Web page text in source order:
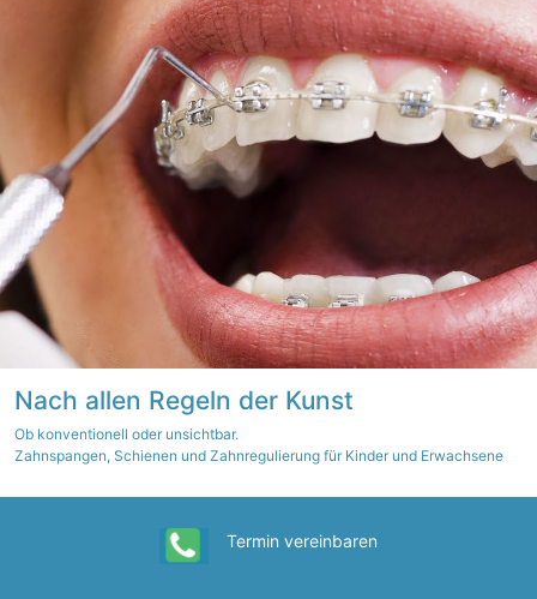
Nach allen Regeln der Kunst
Ob konventionell oder unsichtbar.
Zahnspangen, Schienen und Zahnregulierung für Kinder und Erwachsene
Termin vereinbaren